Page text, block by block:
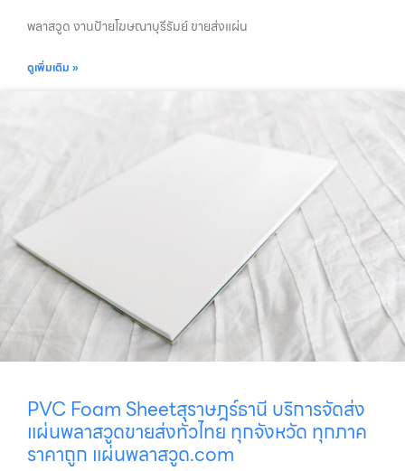
พลาสวูด งานป้ายโฆษณาบุรีรัมย์ ขายส่งแผ่น
ดูเพิ่มเติม »
PVC Foam Sheetสุราษฎร์ธานี บริการจัดส่ง
แผ่นพลาสวูดขายส่งทั่วไทย ทุกจังหวัด ทุกภาค
ราคาถูก แผ่นพลาสวูด.com